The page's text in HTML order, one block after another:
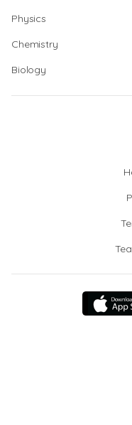
Physics
Chemistry
Biology